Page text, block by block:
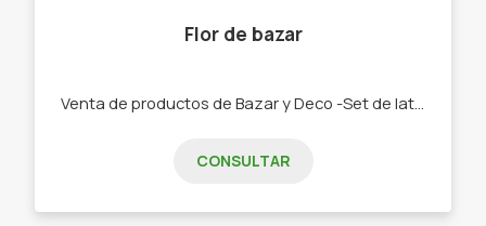
Flor de bazar
CONSULTAR